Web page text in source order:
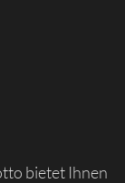
bietet Ihnen